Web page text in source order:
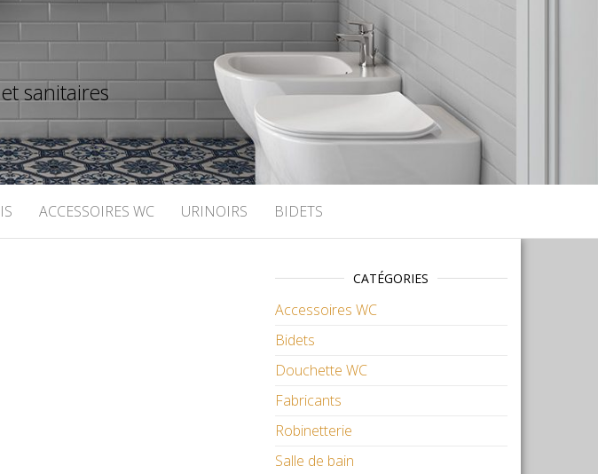
sanitaires
ACCESSOIRES WC URINOIRS BIDETS
CATÉGORIES
Accessoires WC
Bidets
Douchette WC
Fabricants
Robinetterie
Salle de bain